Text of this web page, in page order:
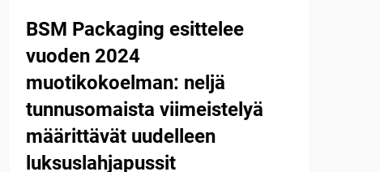
BSM Packaging esittelee
vuoden 2024
muotikokoelman: neljä
tunnusomaista viimeistelyä
määrittävät uudelleen
luksuslahjapussit